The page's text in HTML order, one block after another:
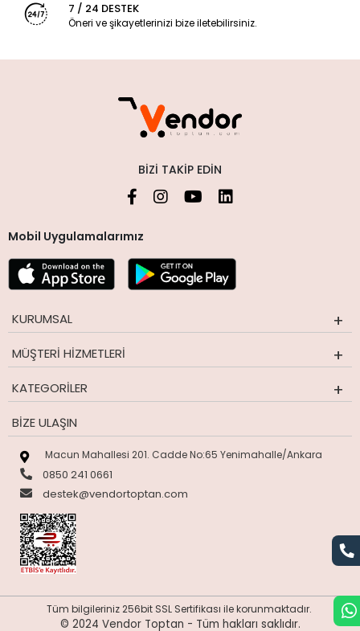
7 / 24 DESTEK
Öneri ve şikayetlerinizi bize iletebilirsiniz.
BIZI TAKIP EDIN
Mobil Uygulamalarımız
KURUMSAL
MÜŞTERI HIZMETLERI
KATEGORILER
BIZE ULAŞIN
Macun Mahallesi 201. Cadde No:65 Yenimahalle/Ankara
0850 241 0661
destek@vendortoptan.com
Tüm bilgileriniz 256bit SSL Sertifikası ile korunmaktadır.
© 2024 Vendor Toptan - Tüm hakları saklıdır.